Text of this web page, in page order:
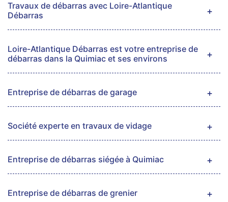
Travaux de débarras avec Loire-Atlantique
Débarras
Loire-Atlantique Débarras est votre entreprise de
débarras dans la Quimiac et ses environs
Entreprise de débarras de garage
Société experte en travaux de vidage
Entreprise de débarras siégée à Quimiac
Entreprise de débarras de grenier